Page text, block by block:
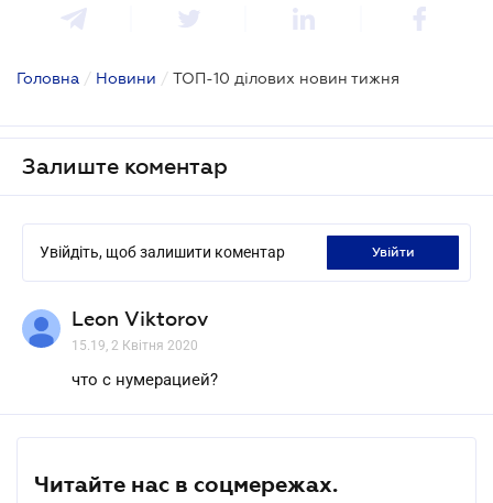
Головна / Новини / ТОП-10 ділових новин тижня
Залиште коментар
Увійдіть, щоб залишити коментар увійти
Leon Viktorov
15.19, 2 Квітня 2020
что с нумерацией?
Читайте нас в соцмережах.